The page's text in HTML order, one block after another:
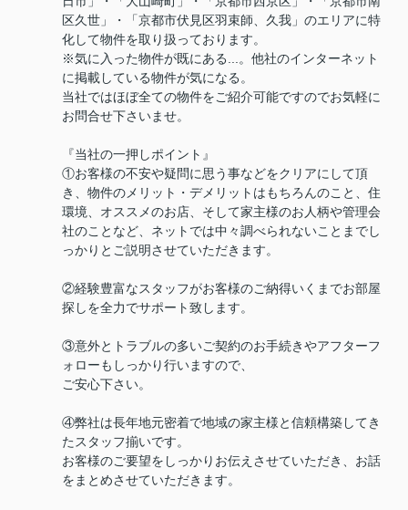
区久世」・「京都市伏見区羽束師、久我」のエリアに特
化して物件を取り扱っております。
※気に入った物件が既にある...。他社のインターネット
に掲載している物件が気になる。
当社ではほぼ全ての物件をご紹介可能ですのでお気軽に
お問合せ下さいませ。
『当社の一押しポイント』
①お客様の不安や疑問に思う事などをクリアにして頂
き、物件のメリット・デメリットはもちろんのこと、住
環境、オススメのお店、そして家主様のお人柄や管理会
社のことなど、ネットでは中々調べられないことまでし
っかりとご説明させていただきます。
②経験豊富なスタッフがお客様のご納得いくまでお部屋
探しを全力でサポート致します。
③意外とトラブルの多いご契約のお手続きやアフターフ
ォローもしっかり行いますので、
ご安心下さい。
④弊社は長年地元密着で地域の家主様と信頼構築してき
たスタッフ揃いです。
お客様のご要望をしっかりお伝えさせていただき、お話
をまとめさせていただきます。